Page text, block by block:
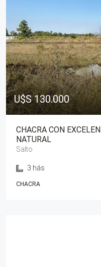
U$S 130.000
CHACRA CON
NATURAL
Salto
3 hás
CHACRA